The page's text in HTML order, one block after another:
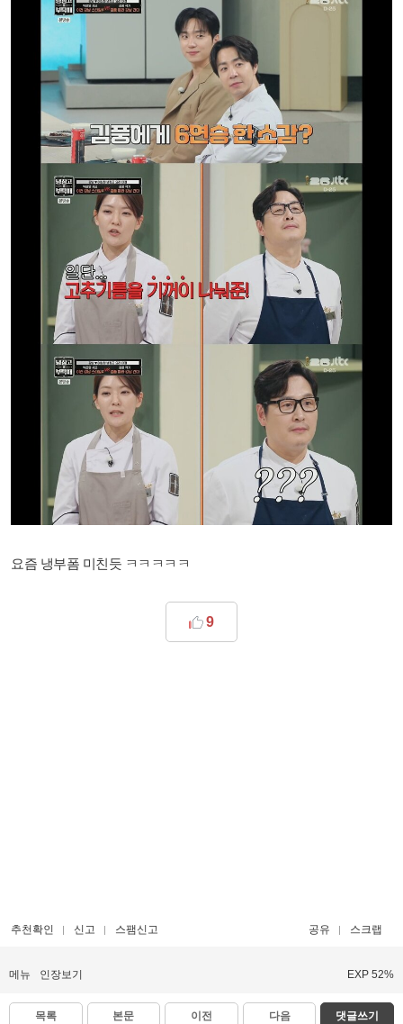
요즘 냉부폼 미친듯 ㅋㅋㅋㅋㅋ
9
추천확인 신고 스팸신고 공유 스크랩
메뉴 인장보기 EXP 52%
목록 본문 이전 다음 댓글쓰기